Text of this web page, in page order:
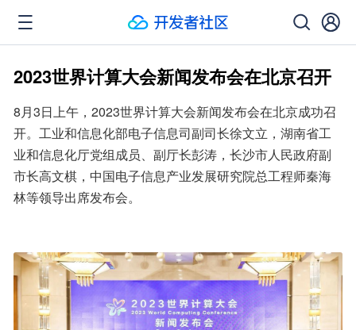
2023世界计算大会新闻发布会在北京召开
8月3日上午，2023世界计算大会新闻发布会在北京成功召
开。工业和信息化部电子信息司副司长徐文立，湖南省工
业和信息化厅党组成员、副厅长彭涛，长沙市人民政府副
市长高文棋，中国电子信息产业发展研究院总工程师秦海
林等领导出席发布会。